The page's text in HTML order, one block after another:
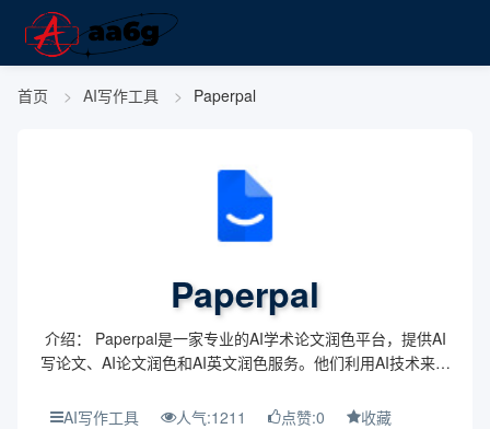
首页 AI写作工具 Paperpal
Paperpal
介绍： Paperpal是一家专业的AI学术论文润色平台，提供AI
写论文、AI论文润色和AI英文润色服务。他们利用AI技术来提
编辑选择，让用户能够一键润色，...
AI写作工具 人气:1211 点赞:0 收藏